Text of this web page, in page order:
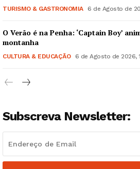
TURISMO & GASTRONOMIA 6 de Agosto de
O Verão é na Penha: ‘Captain Boy’
montanha
CULTURA & EDUCAÇÃO 6 de Agosto de 2026,
Subscreva Newsletter: